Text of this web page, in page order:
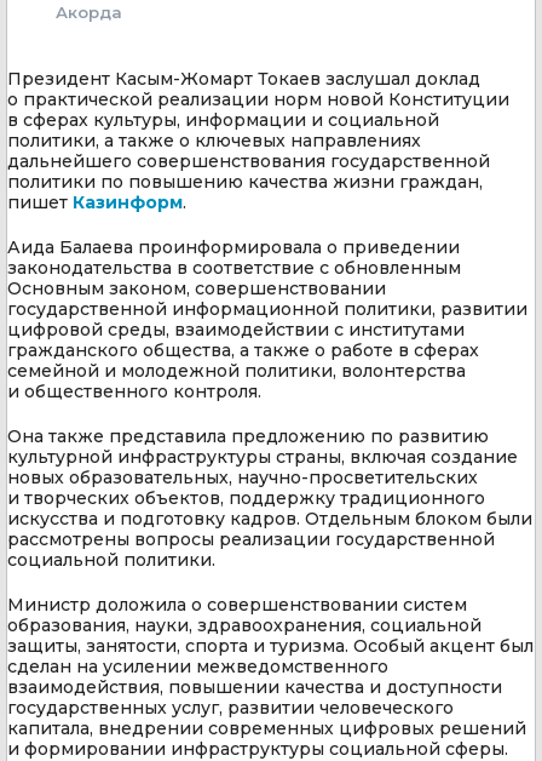
Акорда
Президент Касым-Жомарт Токаев заслушал доклад
о практической реализации норм новой Конституции
в сферах культуры, информации и социальной
политики, а также о ключевых направлениях
дальнейшего совершенствования государственной
политики по повышению качества жизни граждан,
пишет Казинформ.
Аида Балаева проинформировала о приведении
законодательства в соответствие с обновленным
Основным законом, совершенствовании
государственной информационной политики, развитии
цифровой среды, взаимодействии с институтами
гражданского общества, а также о работе в сферах
семейной и молодежной политики, волонтерства
и общественного контроля.
Она также представила предложению по развитию
культурной инфраструктуры страны, включая создание
новых образовательных, научно-просветительских
и творческих объектов, поддержку традиционного
искусства и подготовку кадров. Отдельным блоком были
рассмотрены вопросы реализации государственной
социальной политики.
Министр доложила о совершенствовании систем
образования, науки, здравоохранения, социальной
защиты, занятости, спорта и туризма. Особый акцент был
сделан на усилении межведомственного
взаимодействия, повышении качества и доступности
государственных услуг, развитии человеческого
капитала, внедрении современных цифровых решений
и формировании инфраструктуры социальной сферы.